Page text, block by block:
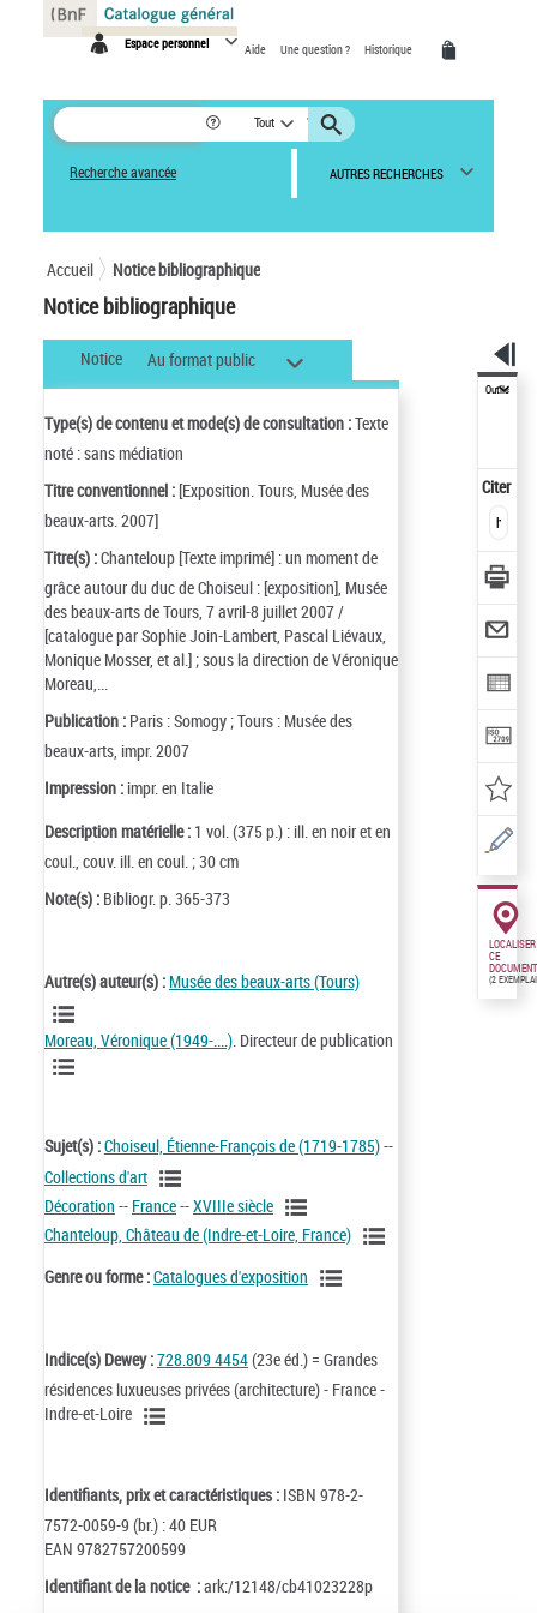
Espace personnel Aide Une question ? Historique
Tout
Recherche avancée AUTRES RECHERCHES
Accueil Notice bibliographique
Notice bibliographique
Notice Au format public
Type(s) de contenu et mode(s) de consultation :Texte
noté : sans médiation
Titre conventionnel : [Exposition. Tours, Musée des
beaux-arts. 2007]
Titre(s) :Chanteloup [Texte imprimé] : un moment de
grâce autour du duc de Choiseul : [exposition], Musée
des beaux-arts de Tours, 7 avril-8 juillet 2007 /
[catalogue par Sophie Join-Lambert, Pascal Liévaux,
Monique Mosser, et al.] ; sous la direction de Véronique
Moreau,...
Publication : Paris : Somogy ; Tours : Musée des
beaux-arts, impr. 2007
Impression : impr. en Italie
Description matérielle : 1 vol. (375 p.) : ill. en noir et en
coul., couv. ill. en coul. ; 30 cm
Note(s) : Bibliogr. p. 365-373
Autre(s) auteur(s) : Musée des beaux-arts (Tours)
Moreau, Véronique (1949-....). Directeur de publication
Sujet(s) :Choiseul, Étienne-François de (1719-1785)--
Collections d'art
Décoration -- France--XVIIIe siècle
Chanteloup, Château de (Indre-et-Loire, France)
Genre ou forme :Catalogues d'exposition
Indice(s) Dewey :728.809 4454(23e éd.) = Grandes
résidences luxueuses privées (architecture) - France -
Indre-et-Loire
Identifiants, prix et caractéristiques : ISBN 978-2-
7572-0059-9 (br.) : 40 EUR
EAN 9782757200599
Identifiant de la notice :ark:/12148/cb41023228p
Outils
Citer
LOCALISER
CE
DOCUMENT
(2
Panneau de gestion des cookies